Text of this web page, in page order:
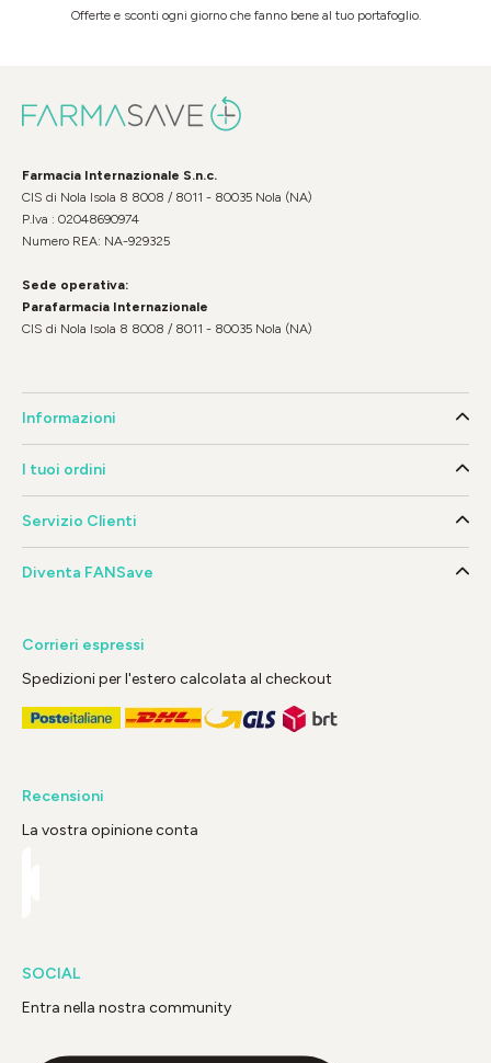
Offerte e sconti ogni giorno che fanno bene al tuo portafoglio.
Farmacia Internazionale S.n.c.
CIS di Nola Isola 8 8008 / 8011 - 80035 Nola (NA)
P.Iva : 02048690974
Numero REA: NA-929325
Sede operativa:
Parafarmacia Internazionale
CIS di Nola Isola 8 8008 / 8011 - 80035 Nola (NA)
Informazioni
I tuoi ordini
Servizio Clienti
Diventa FANSave
Corrieri espressi
Spedizioni per l'estero calcolata al checkout
Recensioni
La vostra opinione conta
SOCIAL
Entra nella nostra community